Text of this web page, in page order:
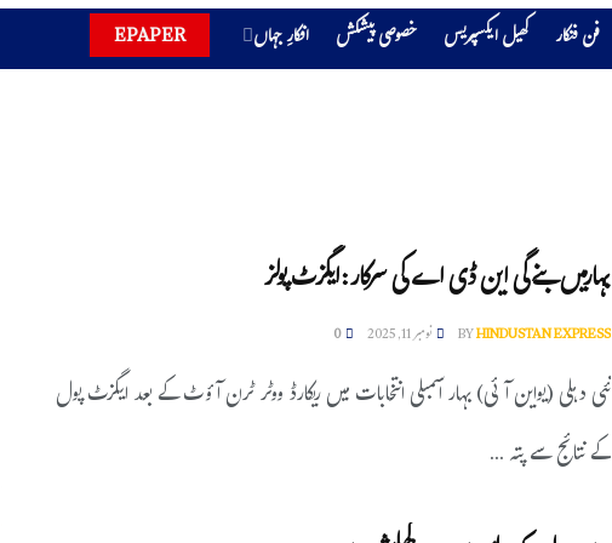
فن فنکار کھیل ایکسپریس خصوصی پیشکش افکارِ جہاں EPAPER
بہارمیں بنے گی این ڈی اے کی سرکار:ایگزٹ پولز
BYHINDUSTAN EXPRESS نومبر 11, 2025 0
نئی دہلی (یواین آئی) بہار اسمبلی انتخابات میں ریکارڈ ووٹر ٹرن آؤٹ کے بعد ایگزٹ پول
کے نتائج سے پتہ ...